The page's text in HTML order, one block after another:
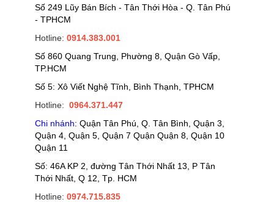
Số 249 Lũy Bán Bích - Tân Thới Hòa - Q. Tân Phú
- TPHCM
Hotline: 0914.383.001
Số 860 Quang Trung, Phường 8, Quận Gò Vấp,
TP.HCM
Số 5: Xô Viết Nghệ Tĩnh, Bình Thạnh, TPHCM
Hotline: 0964.371.447
Chi nhánh: Quận Tân Phú, Q. Tân Bình, Quận 3,
Quận 4, Quận 5, Quận 7 Quận Quận 8, Quận 10
Quận 11
Số: 46A KP 2, đường Tân Thới Nhất 13, P Tân
Thới Nhất, Q 12, Tp. HCM
Hotline: 0974.715.835